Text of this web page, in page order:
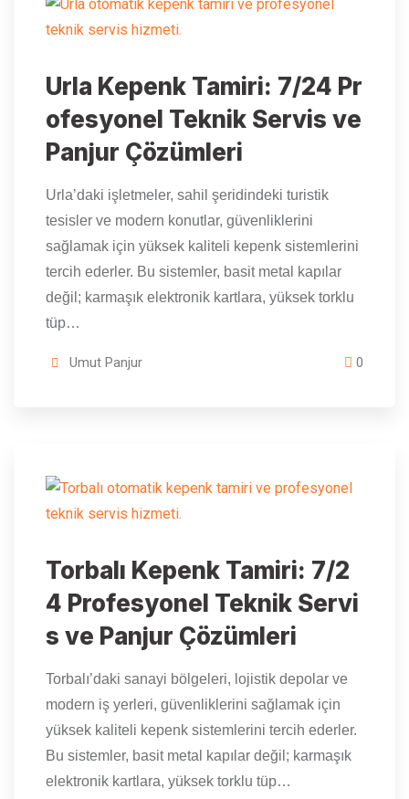
Urla Kepenk Tamiri: 7/24 Pr
ofesyonel Teknik Servis ve
Panjur Çözümleri
Urla’daki işletmeler, sahil şeridindeki turistik
tesisler ve modern konutlar, güvenliklerini
sağlamak için yüksek kaliteli kepenk sistemlerini
tercih ederler. Bu sistemler, basit metal kapılar
değil; karmaşık elektronik kartlara, yüksek torklu
tüp…
Umut Panjur 0
Torbalı Kepenk Tamiri: 7/2
4 Profesyonel Teknik Servi
s ve Panjur Çözümleri
Torbalı’daki sanayi bölgeleri, lojistik depolar ve
modern iş yerleri, güvenliklerini sağlamak için
yüksek kaliteli kepenk sistemlerini tercih ederler.
Bu sistemler, basit metal kapılar değil; karmaşık
elektronik kartlara, yüksek torklu tüp…